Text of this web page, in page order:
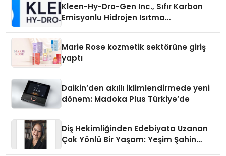
Kleen-Hy-Dro-Gen Inc., Sıfır Karbon
Emisyonlu Hidrojen Isıtma
Marie Rose kozmetik sektörüne giriş
yaptı
Daikin’den akıllı iklimlendirmede yeni
dönem: Madoka Plus Türkiye’de
Diş Hekimliğinden Edebiyata Uzanan
Çok Yönlü Bir Yaşam: Yeşim Şahin